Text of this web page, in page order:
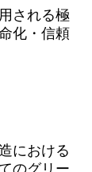
される極
化・信頼
における
のグリー